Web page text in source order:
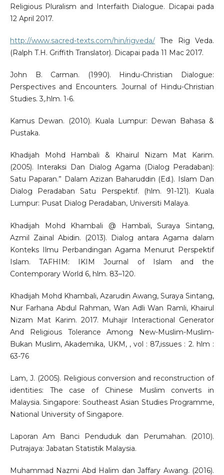
Religious Pluralism and Interfaith Dialogue. Dicapai pada
12 April 2017.
http://www.sacred-texts.com/hin/rigveda/The Rig Veda.
(Ralph T.H. Griffith Translator). Dicapai pada 11 Mac 2017.
John B. Carman. (1990). Hindu-Christian Dialogue:
Perspectives and Encounters. Journal of Hindu-Christian
Studies. 3,.hlm. 1-6.
Kamus Dewan. (2010). Kuala Lumpur: Dewan Bahasa &
Pustaka.
Khadijah Mohd Hambali & Khairul Nizam Mat Karim.
(2005). Interaksi Dan Dialog Agama (Dialog Peradaban):
Satu Paparan.” Dalam Azizan Baharuddin (Ed.). Islam Dan
Dialog Peradaban Satu Perspektif. (hlm. 91-121). Kuala
Lumpur: Pusat Dialog Peradaban, Universiti Malaya.
Khadijah Mohd Khambali @ Hambali, Suraya Sintang,
Azmil Zainal Abidin. (2013). Dialog antara Agama dalam
Konteks Ilmu Perbandingan Agama Menurut Perspektif
Islam. TAFHIM: IKIM Journal of Islam and the
Contemporary World 6, hlm. 83–120.
Khadijah Mohd Khambali, Azarudin Awang, Suraya Sintang,
Nur Farhana Abdul Rahman, Wan Adli Wan Ramli, Khairul
Nizam Mat Karim. 2017. Muhajir Interactional Generator
And Religious Tolerance Among New-Muslim-Muslim-
Bukan Muslim, Akademika, UKM, , vol : 87,issues : 2. hlm :
63-76
Lam, J. (2005). Religious conversion and reconstruction of
identities: The case of Chinese Muslim converts in
Malaysia. Singapore: Southeast Asian Studies Programme,
National University of Singapore.
Laporan Am Banci Penduduk dan Perumahan. (2010).
Putrajaya: Jabatan Statistik Malaysia.
Muhammad Nazmi Abd Halim dan Jaffary Awang. (2016).